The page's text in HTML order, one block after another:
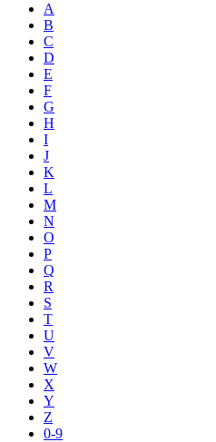
A
B
C
D
E
F
G
H
I
J
K
L
M
N
O
P
Q
R
S
T
U
V
W
X
Y
Z
0-9